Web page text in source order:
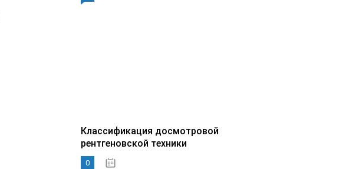
Классификация досмотровой
рентгеновской техники
0